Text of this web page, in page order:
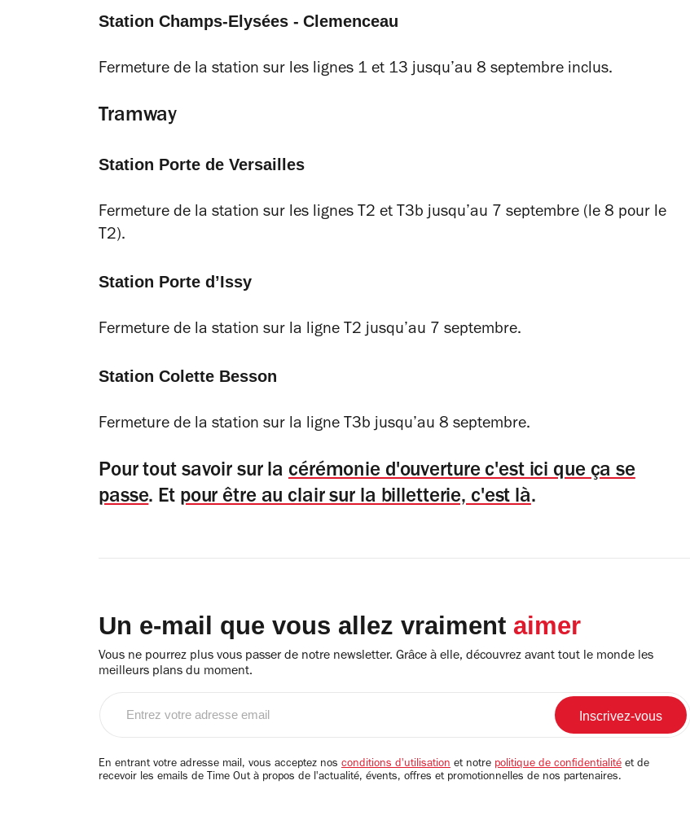
Station Champs-Elysées - Clemenceau
Fermeture de la station sur les lignes 1 et 13 jusqu’au 8 septembre inclus.
Tramway
Station Porte de Versailles
Fermeture de la station sur les lignes T2 et T3b jusqu’au 7 septembre (le 8 pour le
T2).
Station Porte d’Issy
Fermeture de la station sur la ligne T2 jusqu’au 7 septembre.
Station Colette Besson
Fermeture de la station sur la ligne T3b jusqu’au 8 septembre.
Pour tout savoir sur la cérémonie d'ouverture c'est ici que ça se
passe. Et pour être au clair sur la billetterie, c'est là.
Un e-mail que vous allez vraiment aimer
Vous ne pourrez plus vous passer de notre newsletter. Grâce à elle, découvrez avant tout le monde les
meilleurs plans du moment.
email
En entrant votre adresse mail, vous acceptez nos conditions d'utilisation et notre politique de confidentialité et de
recevoir les emails de Time Out à propos de l'actualité, évents, offres et promotionnelles de nos partenaires.